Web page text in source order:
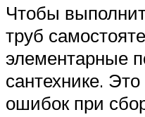
Чтобы
труб
элементарные
сантехнике.
ошибок при